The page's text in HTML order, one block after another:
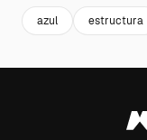
azul estructura